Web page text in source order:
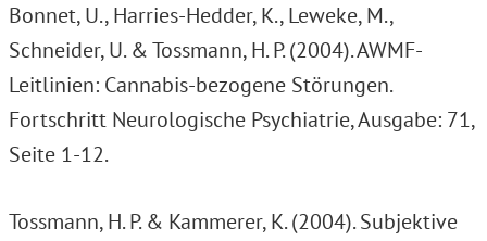
Bonnet, U., Harries-Hedder, K., Leweke, M.,
Schneider, U. & Tossmann, H. P. (2004). AWMF-
Leitlinien: Cannabis-bezogene Störungen.
Fortschritt Neurologische Psychiatrie, Ausgabe: 71,
Seite 1-12.
Tossmann, H. P. & Kammerer, K. (2004). Subjektive